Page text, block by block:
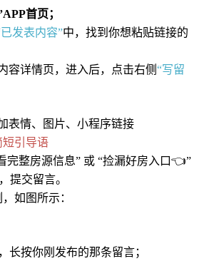
首页；
发表内容”中， 找到你想粘贴链接的
容详情页 ，进入后，点击右侧“写留
表情、图片、小程序链接
引导语
完整房源信息” 或 “捡漏好房入口👈”
， 提交留言。
如图所示：
长按你刚发布的那条留言；